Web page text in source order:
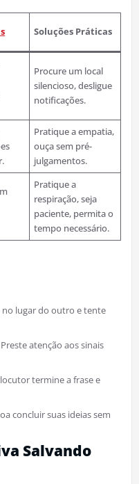
Soluções Práticas
Procure um local
silencioso, desligue
notificações.
Pratique a empatia,
ouça sem pré-
julgamentos.
Pratique a
respiração, seja
paciente, permita o
tempo necessário.
no lugar do outro e tente
Preste atenção aos sinais
termine a frase e
concluir suas ideias sem
Salvando